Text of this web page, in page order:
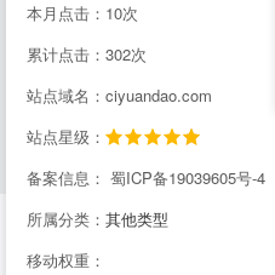
本月点击：10次
累计点击：302次
站点域名：ciyuandao.com
站点星级：
备案信息： 蜀ICP备19039605号-4
所属分类： 其他类型
移动权重：